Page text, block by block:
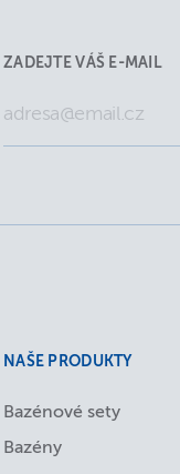
ZADEJTE VÁŠ E-MAIL
NAŠE PRODUKTY
Bazénové sety
Bazény